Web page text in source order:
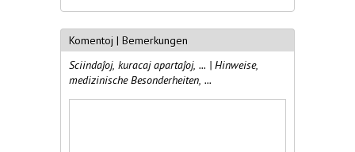
Komentoj | Bemerkungen
Sciindaĵoj, kuracaj apartaĵoj, ... | Hinweise,
medizinische Besonderheiten, ...